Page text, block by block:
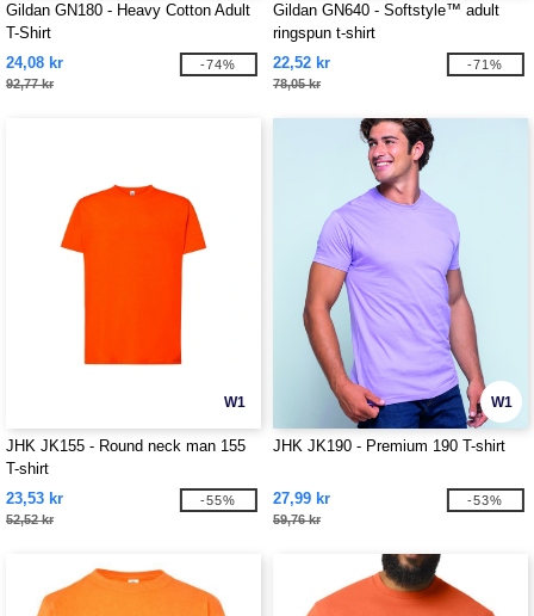
Gildan GN180 - Heavy Cotton Adult
T-Shirt
24,08 kr
92,77 kr
-74%
Gildan GN640 - Softstyle™ adult
ringspun t-shirt
22,52 kr
78,05 kr
-71%
W1
JHK JK155 - Round neck man 155
T-shirt
23,53 kr
52,52 kr
-55%
W1
JHK JK190 - Premium 190 T-shirt
27,99 kr
59,76 kr
-53%